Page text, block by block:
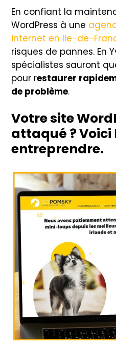
En confiant la
WordPress à une
internet en Ile-de-
risques de pannes. En
spécialistes sauront
pour restaurer
de problème.
Votre site
attaqué ? Voici
entreprendre.